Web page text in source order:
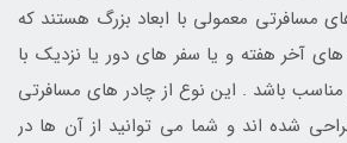
مسافرتی معمولی با ابعاد بزرگ هستند که
آخر هفته و یا سفر های دور یا نزدیک با
مناسب باشد . این نوع از چادر های مسافرتی
شده اند و شما می توانید از آن ها در